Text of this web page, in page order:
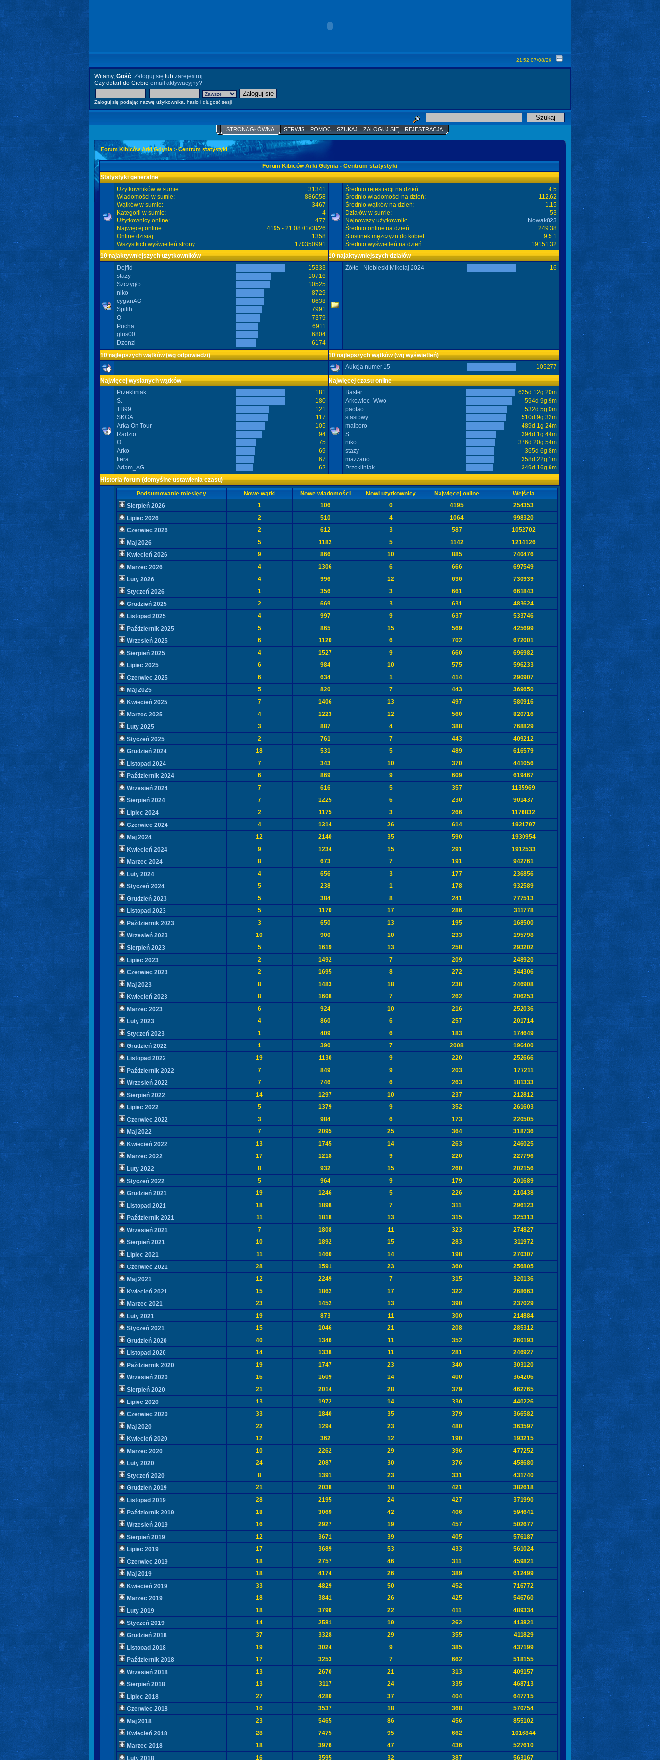
21:52 07/08/26
Witamy, Gość. Zaloguj się lub zarejestruj.
Czy dotarł do Ciebie email aktywacyjny?
Zaloguj się podając nazwę użytkownika, hasło i długość sesji
STRONA GŁÓWNA SERWIS POMOC SZUKAJ ZALOGUJ SIĘ REJESTRACJA
Forum Kibiców Arki Gdynia> Centrum statystyki
Forum Kibiców Arki Gdynia - Centrum statystyki
Statystyki generalne
Użytkowników w sumie:
31341
Wiadomości w sumie:
886058
Wątków w sumie:
3467
Kategorii w sumie:
4
Użytkownicy online:
477
Najwięcej online:
4195 - 21:08 01/08/26
Online dzisiaj:
1358
Wszystkich wyświetleń strony:
170350991
Średnio rejestracji na dzień:
4.5
Średnio wiadomości na dzień:
112.62
Średnio wątków na dzień:
1.15
Działów w sumie:
53
Najnowszy użytkownik:
Nowak823
Średnio online na dzień:
249.38
Stosunek mężczyzn do kobiet:
9.5:1
Średnio wyświetleń na dzień:
19151.32
10 najaktywniejszych użytkowników
10 najaktywniejszych działów
Dejfid
15333
stazy
10716
Szczygło
10525
niko
8729
cyganAG
8638
Spilih
7991
O
7379
Pucha
6911
glus00
6804
Dzonzi
6174
Żółto - Niebieski Mikolaj 2024 16
10 najlepszych wątków (wg odpowiedzi)
10 najlepszych wątków (wg wyświetleń)
Aukcja numer 15
105277
Najwięcej wysłanych wątków
Najwięcej czasu online
Przekliniak
181
S.
180
TB99
121
SKGA
117
Arka On Tour
105
Radzio
94
O
75
Arko
69
fiera
67
Adam_AG
62
Baster
625d 12g 20m
Arkowiec_Wwo
594d 9g 9m
paotao
532d 5g 0m
stasiowy
510d 9g 32m
malboro
489d 1g 24m
S.
394d 1g 44m
niko
376d 20g 54m
stazy
365d 6g 8m
mazzano
358d 22g 1m
Przekliniak
349d 16g 9m
Historia forum (domyślne ustawienia czasu)
Podsumowanie miesięcy
Nowe wątki Nowe wiadomości Nowi użytkownicy Najwięcej online
Wejścia
Sierpień 2026
1 106 0 4195
254353
Lipiec 2026
2 510 4 1064
998320
Czerwiec 2026
2 612 3 587
1052702
Maj 2026
5 1182 5 1142
1214126
Kwiecień 2026
9 866 10 885
740476
Marzec 2026
4 1306 6 666
697549
Luty 2026
4 996 12 636
730939
Styczeń 2026
1 356 3 661
661843
Grudzień 2025
2 669 3 631
483624
Listopad 2025
4 997 9 637
533746
Październik 2025
5 865 15 569
425699
Wrzesień 2025
6 1120 6 702
672001
Sierpień 2025
4 1527 9 660
696982
Lipiec 2025
6 984 10 575
596233
Czerwiec 2025
6 634 1 414
290907
Maj 2025
5 820 7 443
369650
Kwiecień 2025
7 1406 13 497
580916
Marzec 2025
4 1223 12 560
820716
Luty 2025
3 887 4 388
768829
Styczeń 2025
2 761 7 443
409212
Grudzień 2024
18 531 5 489
616579
Listopad 2024
7 343 10 370
441056
Październik 2024
6 869 9 609
619467
Wrzesień 2024
7 616 5 357
1135969
Sierpień 2024
7 1225 6 230
901437
Lipiec 2024
2 1175 3 266
1176832
Czerwiec 2024
4 1314 26 614
1921797
Maj 2024
12 2140 35 590
1930954
Kwiecień 2024
9 1234 15 291
1912533
Marzec 2024
8 673 7 191
942761
Luty 2024
4 656 3 177
236856
Styczeń 2024
5 238 1 178
932589
Grudzień 2023
5 384 8 241
777513
Listopad 2023
5 1170 17 286
311778
Październik 2023
3 650 13 195
168500
Wrzesień 2023
10 900 10 233
195798
Sierpień 2023
5 1619 13 258
293202
Lipiec 2023
2 1492 7 209
248920
Czerwiec 2023
2 1695 8 272
344306
Maj 2023
8 1483 18 238
246908
Kwiecień 2023
8 1608 7 262
206253
Marzec 2023
6 924 10 216
252036
Luty 2023
4 860 6 257
201714
Styczeń 2023
1 409 6 183
174649
Grudzień 2022
1 390 7 2008
196400
Listopad 2022
19 1130 9 220
252666
Październik 2022
7 849 9 203
177211
Wrzesień 2022
7 746 6 263
181333
Sierpień 2022
14 1297 10 237
212812
Lipiec 2022
5 1379 9 352
261603
Czerwiec 2022
3 984 6 173
220505
Maj 2022
7 2095 25 364
318736
Kwiecień 2022
13 1745 14 263
246025
Marzec 2022
17 1218 9 220
227796
Luty 2022
8 932 15 260
202156
Styczeń 2022
5 964 9 179
201689
Grudzień 2021
19 1246 5 226
210438
Listopad 2021
18 1898 7 311
296123
Październik 2021
11 1818 13 315
325313
Wrzesień 2021
7 1808 11 323
274827
Sierpień 2021
10 1892 15 283
311972
Lipiec 2021
11 1460 14 198
270307
Czerwiec 2021
28 1591 23 360
256805
Maj 2021
12 2249 7 315
320136
Kwiecień 2021
15 1862 17 322
268663
Marzec 2021
23 1452 13 390
237029
Luty 2021
19 873 11 300
214884
Styczeń 2021
15 1046 21 208
285312
Grudzień 2020
40 1346 11 352
260193
Listopad 2020
14 1338 11 281
246927
Październik 2020
19 1747 23 340
303120
Wrzesień 2020
16 1609 14 400
364206
Sierpień 2020
21 2014 28 379
462765
Lipiec 2020
13 1972 14 330
440226
Czerwiec 2020
33 1840 35 379
366582
Maj 2020
22 1294 23 480
363597
Kwiecień 2020
12 362 12 190
193215
Marzec 2020
10 2262 29 396
477252
Luty 2020
24 2087 30 376
458680
Styczeń 2020
8 1391 23 331
431740
Grudzień 2019
21 2038 18 421
382618
Listopad 2019
28 2195 24 427
371990
Październik 2019
18 3069 42 406
594641
Wrzesień 2019
16 2927 19 457
502677
Sierpień 2019
12 3671 39 405
576187
Lipiec 2019
17 3689 53 433
561024
Czerwiec 2019
18 2757 46 311
459821
Maj 2019
18 4174 26 389
612499
Kwiecień 2019
33 4829 50 452
716772
Marzec 2019
18 3841 26 425
546760
Luty 2019
18 3790 22 411
489334
Styczeń 2019
14 2581 19 262
413821
Grudzień 2018
37 3328 29 355
411829
Listopad 2018
19 3024 9 385
437199
Październik 2018
17 3253 7 662
518155
Wrzesień 2018
13 2670 21 313
409157
Sierpień 2018
13 3117 24 335
468713
Lipiec 2018
27 4280 37 404
647715
Czerwiec 2018
10 3537 18 368
570754
Maj 2018
23 5465 86 456
855102
Kwiecień 2018
28 7475 95 662
1016844
Marzec 2018
18 3976 47 436
527610
Luty 2018
16 3595 32 387 563167